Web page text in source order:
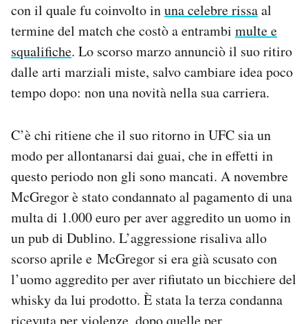
con il quale fu coinvolto inuna celebre rissaal
termine del match che costò a entrambi multe e
squalifiche. Lo scorso marzo annunciò il suo ritiro
dalle arti marziali miste, salvo cambiare idea poco
tempo dopo: non una novità nella sua carriera.
C’è chi ritiene che il suo ritorno in UFC sia un
modo per allontanarsi dai guai, che in effetti in
questo periodo non gli sono mancati. A novembre
McGregor è stato condannato al pagamento di una
multa di 1.000 euro per aver aggredito un uomo in
un pub di Dublino. L’aggressione risaliva allo
scorso aprile e McGregor si era già scusato con
l’uomo aggredito per aver rifiutato un bicchiere del
whisky da lui prodotto. È stata la terza condanna